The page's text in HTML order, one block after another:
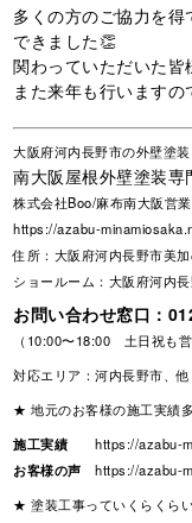
多くの方のご協力を
できました👏
関わっていただいた皆
また来年も行います
大阪府河内長野市の外壁塗
南大阪屋根外壁塗装専
株式会社Boo/麻布南大阪営
https://azabu-
住所：大阪府河内長野市美
ショールーム：大阪府河内
お問い合わせ窓口：
（10:00〜18:00 土日祝も営
対応エリア：河内長野市、他
★ 地元のお客様の施工実績
施工実績
https://azabu-
お客様の声
https://azabu-
★ 塗装工事っていくらくら